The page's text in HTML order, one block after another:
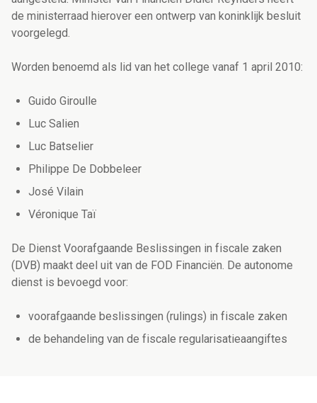
de ministerraad hierover een ontwerp van koninklijk besluit
voorgelegd.
Worden benoemd als lid van het college vanaf 1 april 2010:
Guido Giroulle
Luc Salien
Luc Batselier
Philippe De Dobbeleer
José Vilain
Véronique Taï
De Dienst Voorafgaande Beslissingen in fiscale zaken
(DVB) maakt deel uit van de FOD Financiën. De autonome
dienst is bevoegd voor:
voorafgaande beslissingen (rulings) in fiscale zaken
de behandeling van de fiscale regularisatieaangiftes